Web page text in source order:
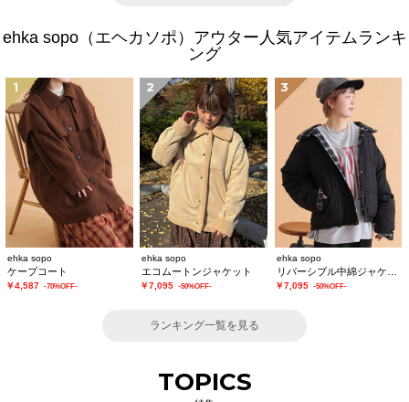
ehka sopo（エヘカソポ）アウター人気アイテムランキ
ング
1
ehka sopo
ケープコート
￥4,587 -70%OFF-
2
ehka sopo
エコムートンジャケット
￥7,095 -50%OFF-
3
ehka sopo
￥7,095 -50%OFF-
ランキング一覧を見る
TOPICS